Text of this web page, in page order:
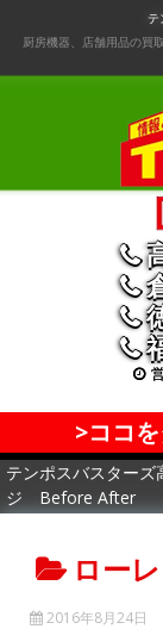
動
テ
厨房機器、店舗用品の買
>ココ
テンポスバスター
ジ Before After
ロー
2016年8月24日